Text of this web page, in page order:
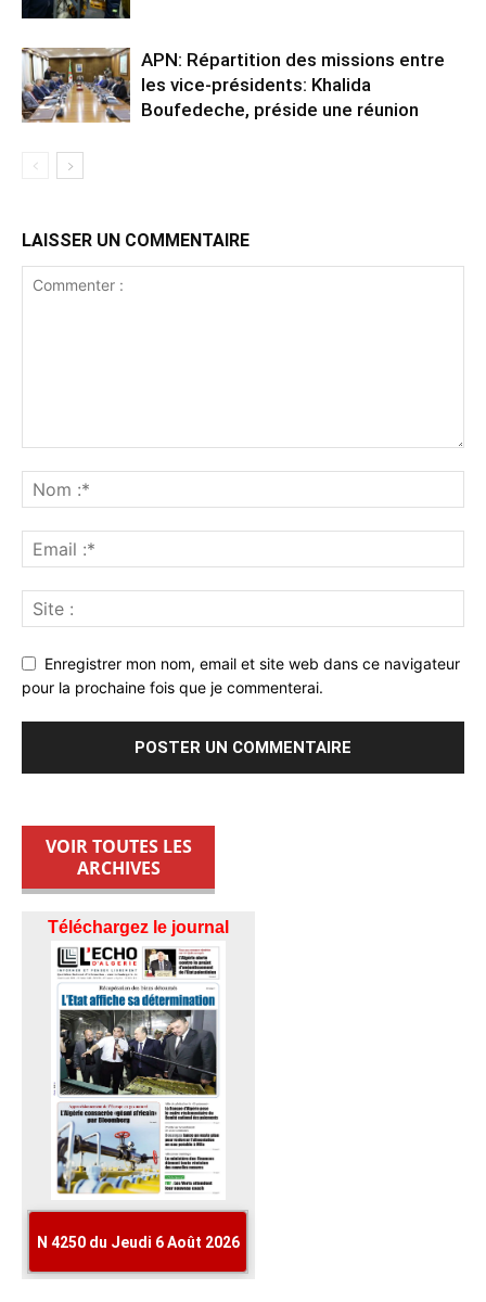
APN: Répartition des missions entre
les vice-présidents: Khalida
Boufedeche, préside une réunion
LAISSER UN COMMENTAIRE
Enregistrer mon nom, email et site web dans ce navigateur
pour la prochaine fois que je commenterai.
VOIR TOUTES LES
ARCHIVES